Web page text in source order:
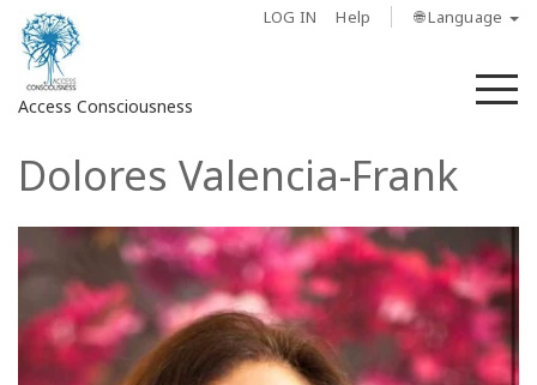
LOG IN Help 🌐 Language
Access Consciousness
Sign
to
Account
About
Dolores Valencia-Frank